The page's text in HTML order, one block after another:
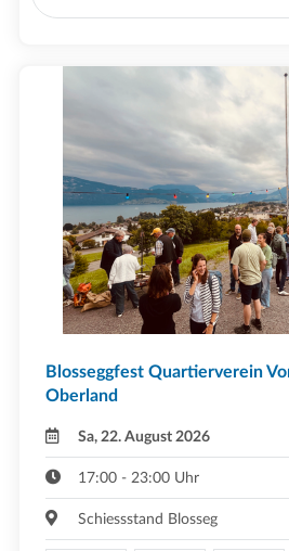
Blosseggfest Quartierverein
Oberland
Sa, 22. August 2026
17:00 - 23:00 Uhr
Schiessstand Blosseg